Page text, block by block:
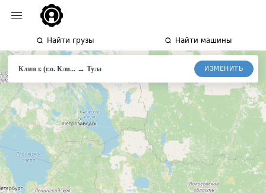
Найти грузы Найти машины
Клин г. (г.о. Кли... → Тула ИЗМЕНИТЬ